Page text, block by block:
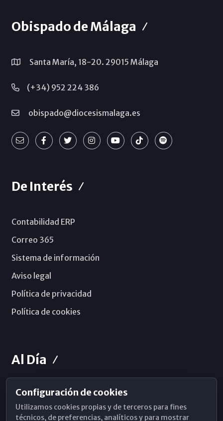
Obispado de Málaga
Santa María, 18-20. 29015 Málaga
(+34) 952 224 386
obispado@diocesismalaga.es
De Interés
Contabilidad ERP
Correo 365
Sistema de información
Aviso legal
Política de privacidad
Política de cookies
Al Día
Horarios de Misa
Hemeroteca
Configuración de cookies
Utilizamos cookies propias y de terceros para fines
técnicos, de preferencias, analíticos y para mostrar